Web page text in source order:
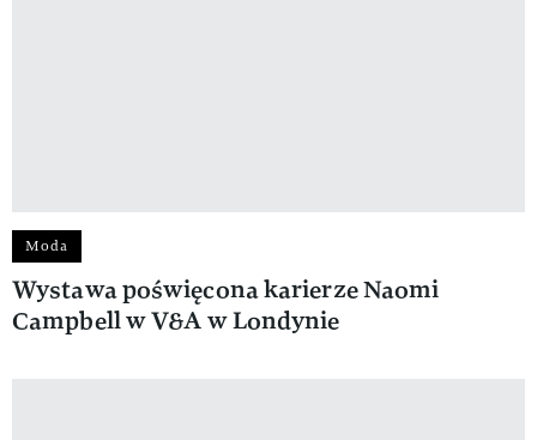
Moda
Wystawa poświęcona karierze Naomi
Campbell w V&A w Londynie